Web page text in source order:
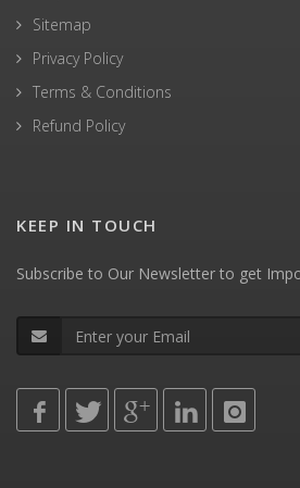
Sitemap
Privacy Policy
Terms & Conditions
Refund Policy
KEEP IN TOUCH
Subscribe to Our Newsletter to get